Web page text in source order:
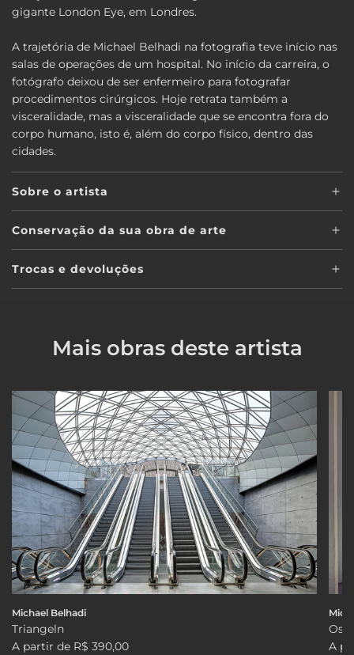
gigante London Eye, em Londres.
A trajetória de Michael Belhadi na fotografia teve início nas
salas de operações de um hospital. No início da carreira, o
fotógrafo deixou de ser enfermeiro para fotografar
procedimentos cirúrgicos. Hoje retrata também a
visceralidade, mas a visceralidade que se encontra fora do
corpo humano, isto é, além do corpo físico, dentro das
cidades.
Sobre o artista
Conservação da sua obra de arte
Trocas e devoluções
Mais obras deste artista
Michael Belhadi
Triangeln
A partir de R$ 390,00
A